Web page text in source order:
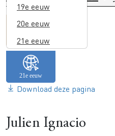
19e eeuw
20e eeuw
21e eeuw
Image
Surinaamse en
Caribische literatuur
Download deze pagina
Julien Ignacio